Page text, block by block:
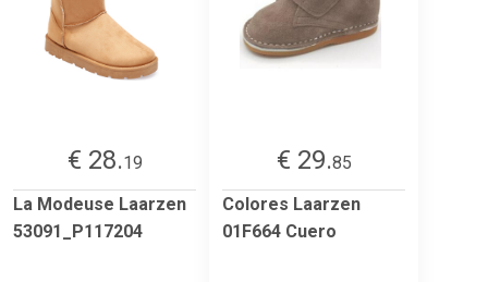
€ 28.19
La Modeuse Laarzen
53091_P117204
€ 29.85
Colores Laarzen
01F664 Cuero